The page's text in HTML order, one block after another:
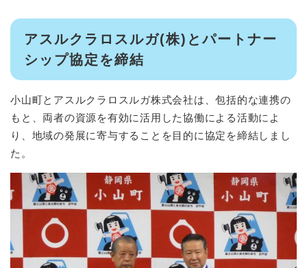
重要なお知らせの一覧 重要なお知らせのRSS
アスルクラロスルガ(株)とパートナー
シップ協定を締結
小山町とアスルクラロスルガ株式会社は、包括的な連携の
もと、両者の資源を有効に活用した協働による活動によ
り、地域の発展に寄与することを目的に協定を締結しまし
た。